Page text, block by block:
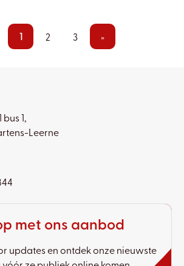
1 2 3 »
1,
Leerne
met ons aanbod
updates en ontdek onze nieuwste